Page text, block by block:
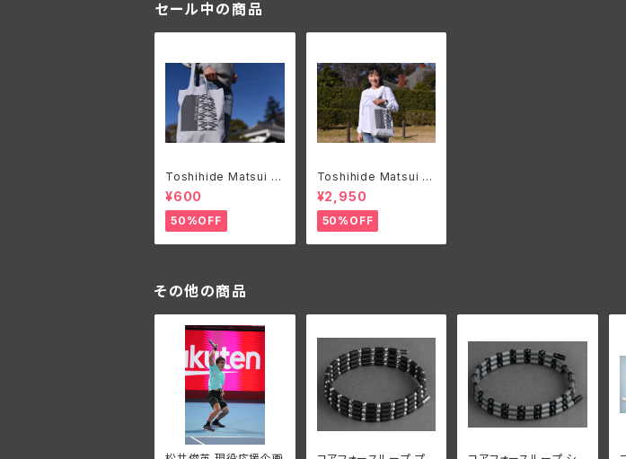
セール中の商品
Toshihide Matsui オ
リジナルエコバック
¥600
50%OFF
Toshihide Matsui オ
リジナルロングTシャツ
¥2,950
50%OFF
その他の商品